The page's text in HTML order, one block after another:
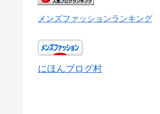
メンズファッションランキング
にほんブログ村